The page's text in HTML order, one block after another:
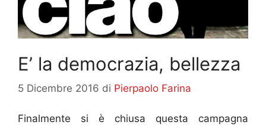
E’ la democrazia, bellezza
5 Dicembre 2016 di Pierpaolo Farina
Finalmente si è chiusa questa campagna